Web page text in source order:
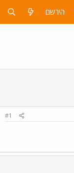
הירשם
#1